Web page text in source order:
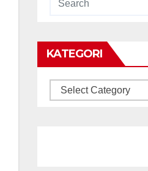
KATEGORI
KATEGORI